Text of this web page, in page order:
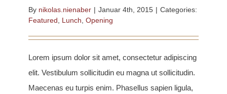
By nikolas.nienaber | Januar 4th, 2015 | Categories:
Featured
Lunch Opening
Lorem ipsum dolor sit amet, consectetur adipiscing
elit. Vestibulum sollicitudin eu magna ut sollicitudin.
Maecenas eu turpis enim. Phasellus sapien ligula,